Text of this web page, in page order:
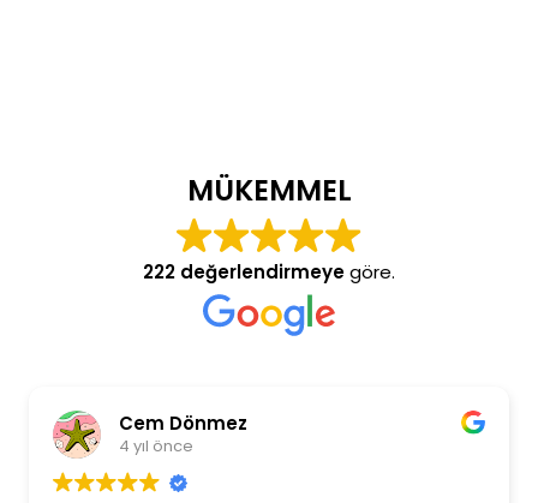
MÜKEMMEL
222 değerlendirmeyegöre.
Cem Dönmez
4 yıl önce